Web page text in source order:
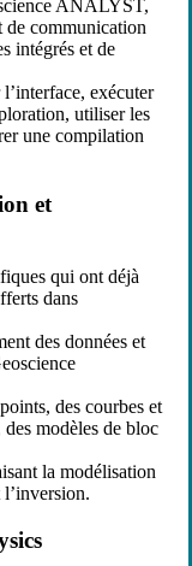
ANALYST,
communication
intégrés et de
exécuter
utiliser les
une compilation
et
qui ont déjà
dans
des données et
des courbes et
modèles de bloc
la modélisation